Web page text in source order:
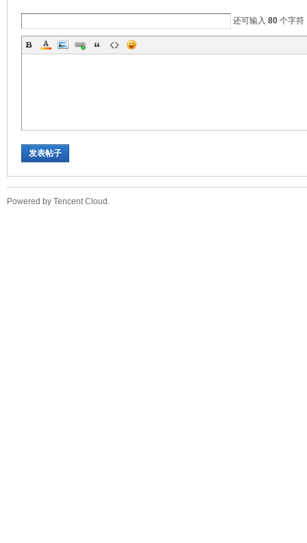
答
还可输入 80个字符
发表帖子
Powered by Tencent Cloud.